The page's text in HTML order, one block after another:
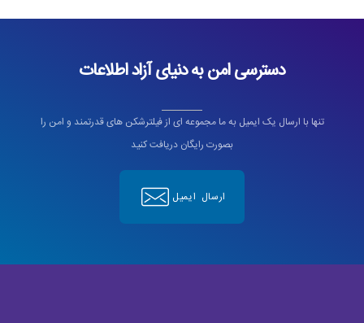
دسترسی امن به دنیای آزاد اطلاعات
تنها با ارسال یک ایمیل به ما مجموعه ای از فیلترشکن های قدرتمند و امن را
بصورت رایگان دریافت کنید
ارسال ایمیل